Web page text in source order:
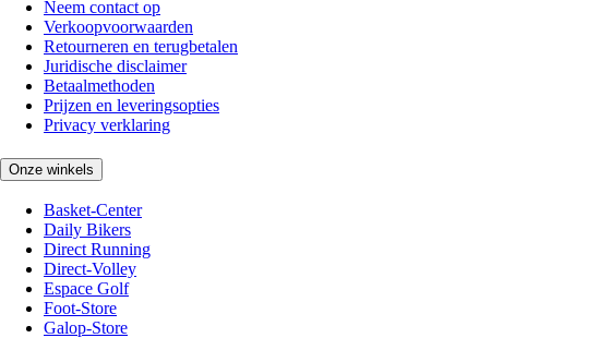
Neem contact op
Verkoopvoorwaarden
Retourneren en terugbetalen
Juridische disclaimer
Betaalmethoden
Prijzen en leveringsopties
Privacy verklaring
Onze winkels
Basket-Center
Daily Bikers
Direct Running
Direct-Volley
Espace Golf
Foot-Store
Galop-Store